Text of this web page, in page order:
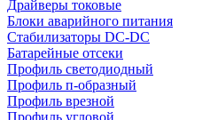
Драйверы токовые
Блоки аварийного питания
Стабилизаторы DC-DC
Батарейные отсеки
Профиль светодиодный
Профиль п-образный
Профиль врезной
Профиль угловой